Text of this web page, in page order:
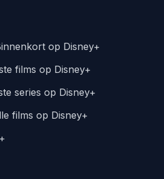
op Disney+
films op Disney+
series op Disney+
films op Disney+